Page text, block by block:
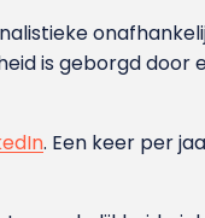
is geborgd door
. Een keer per